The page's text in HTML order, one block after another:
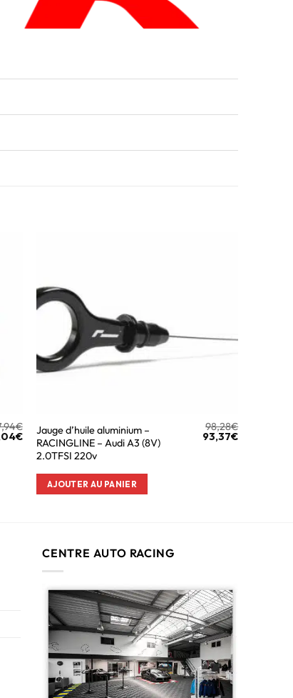
€
€
Jauge d’huile aluminium –
RACINGLINE – Audi A3 (8V)
2.0TFSI 220v
98,28€
93,37€
AJOUTER AU PANIER
CENTRE AUTO RACING